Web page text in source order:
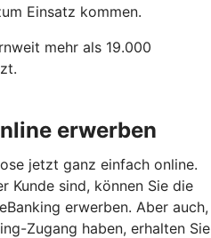
Einsatz kommen.
mehr als 19.000
erwerben
jetzt ganz einfach online.
Kunde sind, können Sie die
erwerben. Aber auch,
Zugang haben, erhalten Sie